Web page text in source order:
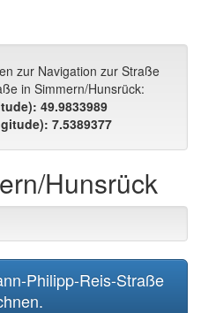
zur Navigation zur Straße
in Simmern/Hunsrück:
49.9833989
7.5389377
Hunsrück
Philipp-Reis-Straße